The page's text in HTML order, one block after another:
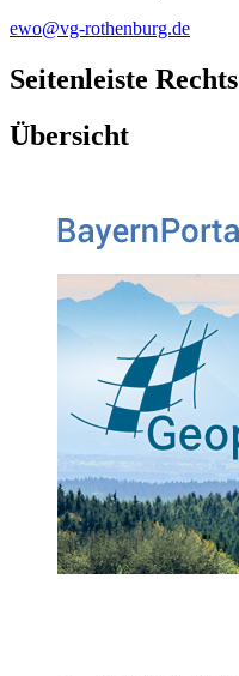
ewo@vg-rothenburg.de
Seitenleiste Rechts
Übersicht